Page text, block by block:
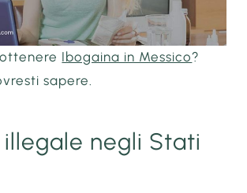
Ibogaina in Messico?
sapere.
negli Stati